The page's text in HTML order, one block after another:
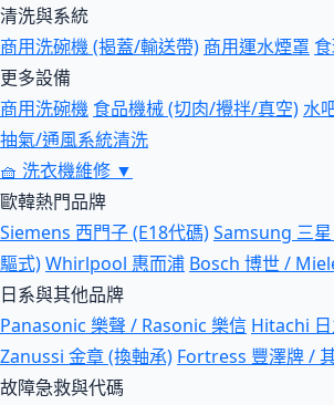
清洗與系統
商用洗碗機 (揭蓋/輸送帶) 商用運水煙罩
更多設備
商用洗碗機 食品機械 (切肉/攪拌/真空)水
抽氣/通風系統清洗
🧺 洗衣機維修 ▼
歐韓熱門品牌
Siemens 西門子 (E18代碼)Samsung 三
驅式)Whirlpool 惠而浦 Bosch 博世 /
日系與其他品牌
Panasonic 樂聲 / Rasonic 樂信 Hitachi
Zanussi 金章 (換軸承) Fortress 豐澤牌 /
故障急救與代碼